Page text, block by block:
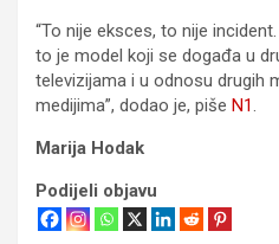
“To nije eksces, to nije
to je model koji se događa u
televizijama i u odnosu drugih
medijima”, dodao je, piše N1.
Marija Hodak
Podijeli objavu